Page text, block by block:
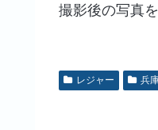
撮影後の写真
レジャー 兵